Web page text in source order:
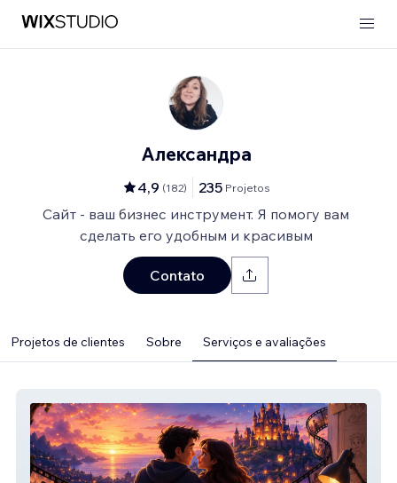
Александра
4,9 (182) 235 Projetos
Сайт - ваш бизнес инструмент. Я помогу вам
сделать его удобным и красивым
Contato
Projetos de clientes Sobre Serviços e avaliações